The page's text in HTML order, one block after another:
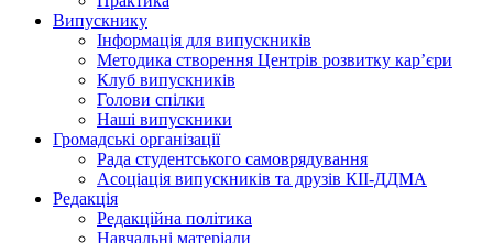
Випускнику
Інформація для випускників
Методика створення Центрів розвитку кар’єри
Клуб випускників
Голови спілки
Наші випускники
Громадські організації
Рада студентського самоврядування
Асоціація випускників та друзів КІІ-ДДМА
Редакція
Редакційна політика
Навчальні матеріали